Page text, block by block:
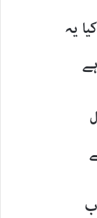
یہ